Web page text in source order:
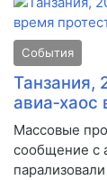
События
Танзания,
авиа‑хаос
Массовые
сообщение с